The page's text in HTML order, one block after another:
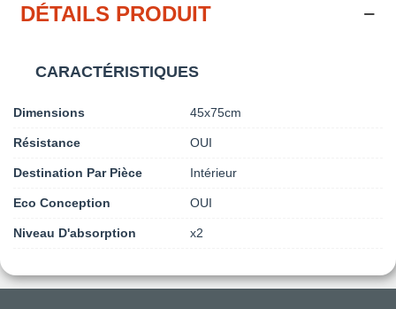
DÉTAILS PRODUIT
CARACTÉRISTIQUES
Dimensions 45x75cm
Résistance OUI
Destination Par Pièce Intérieur
Eco Conception OUI
Niveau D'absorption x2